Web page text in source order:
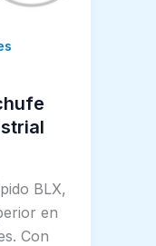
BLX,
en
Con